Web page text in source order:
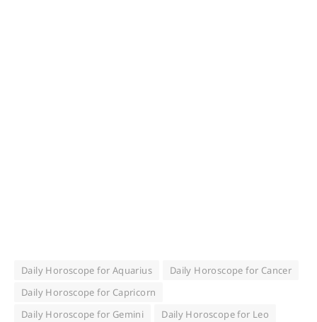
Daily Horoscope for Aquarius
Daily Horoscope for Cancer
Daily Horoscope for Capricorn
Daily Horoscope for Gemini
Daily Horoscope for Leo